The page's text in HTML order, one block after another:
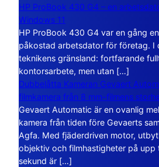
HP ProBook 430 G4 – en
Windows 11
HP ProBook 430 G4 var en gång
påkostad arbetsdator för företag. I
teknikens gränsland: fortfarande
kontorsarbete, men utan […]
Dubbelåtta Kameran Gevaert
filmkamera från 8 mm-filmens
Gevaert Automatic är en ovanlig
kamera från tiden före Gevaerts
Agfa. Med fjäderdriven motor,
objektiv och filmhastigheter på upp
sekund är […]